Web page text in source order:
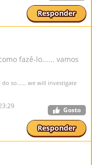
Responder
fazê-lo...... vamos
so...... we will investigate
Gosto
Responder